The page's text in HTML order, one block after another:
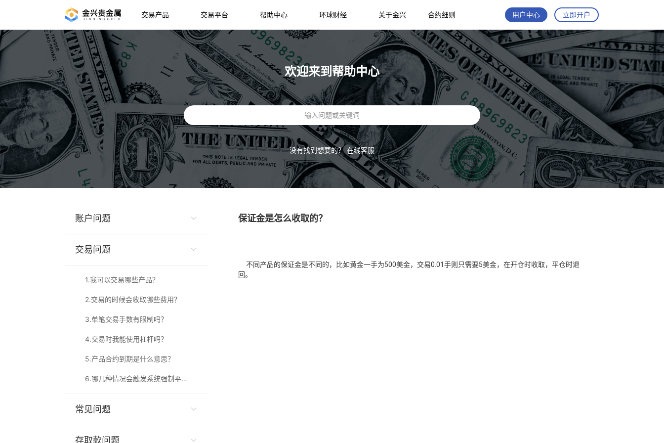
交易产品 交易平台 帮助中心 环球财经 关于金兴 合约细则 用户中心 立即开户
欢迎来到帮助中心
没有找到想要的？ 在线客服
账户问题
交易问题
1.我可以交易哪些产品？
2.交易的时候会收取哪些费用？
3.单笔交易手数有限制吗？
4.交易时我能使用杠杆吗？
5.产品合约到期是什么意思？
6.哪几种情况会触发系统强制平仓？
常见问题
存取款问题
保证金是怎么收取的？
不同产品的保证金是不同的，比如黄金一手为500美金，交易0.01手则只需要5美金，在开仓时收取，平仓时退
回。